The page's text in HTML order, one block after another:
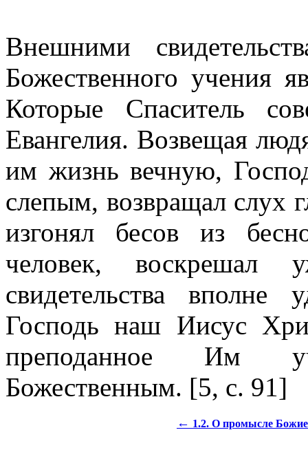
Внешними
Божественного учения
Которые Спаситель
Евангелия. Возвещая
им жизнь вечную,
слепым, возвращал слух
изгонял бесов из
человек, воскрешал
свидетельства вполне
Господь наш Иисус
преподанное Им
Божественным. [5, с. 91]
← 1.2. О промысле